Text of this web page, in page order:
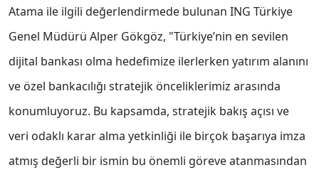
Atama ile ilgili değerlendirmede bulunan ING Türkiye
Genel Müdürü Alper Gökgöz, "Türkiye’nin en sevilen
dijital bankası olma hedefimize ilerlerken yatırım alanını
ve özel bankacılığı stratejik önceliklerimiz arasında
konumluyoruz. Bu kapsamda, stratejik bakış açısı ve
veri odaklı karar alma yetkinliği ile birçok başarıya imza
atmış değerli bir ismin bu önemli göreve atanmasından